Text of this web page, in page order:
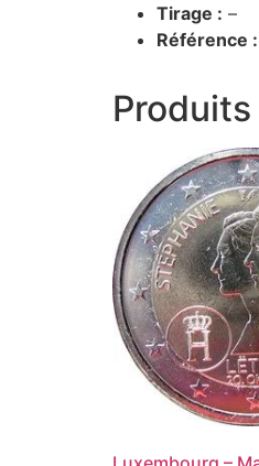
Tirage : –
Référence :